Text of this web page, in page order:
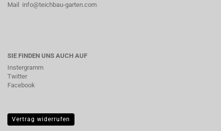
Mail info@teichbau-garten.com
SIE FINDEN UNS AUCH AUF
Instergramm
Twitter
Facebook
Vertrag widerrufen